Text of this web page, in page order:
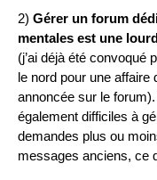
2) Gérer un forum
mentales est une
(j’ai déjà été convoqué
le nord pour une affaire
annoncée sur le
également difficiles à
demandes plus ou
messages anciens, ce